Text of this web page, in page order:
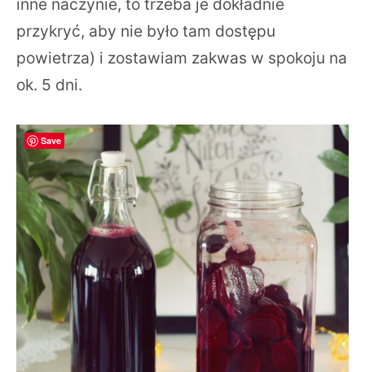
przykryć, aby nie było tam dostępu
powietrza) i zostawiam zakwas w spokoju na
ok. 5 dni.
Save